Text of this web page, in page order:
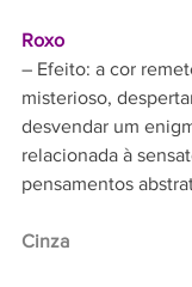
Roxo
– Efeito: a cor
misterioso,
desvendar um
relacionada à
pensamentos
Cinza